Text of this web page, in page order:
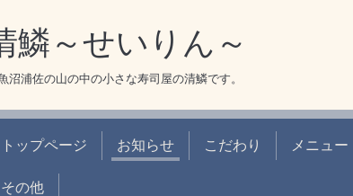
鱗～せいりん～
沼浦佐の山の中の小さな寿司屋の清鱗です。
トップページ お知らせ こだわり メニュー
その他